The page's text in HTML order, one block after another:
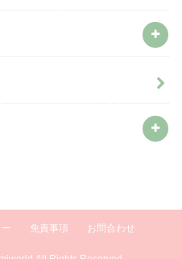
免責事項 お問合わせ